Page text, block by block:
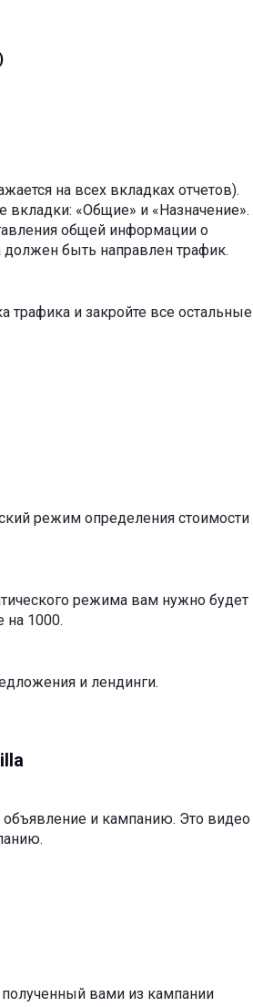
на всех вкладках отчетов).
«Общие» и «Назначение».
общей информации о
должен быть направлен трафик.
трафика и закройте все остальные
режим определения стоимости
режима вам нужно будет
на 1000.
и лендинги.
объявление и кампанию. Это видео
вами из кампании